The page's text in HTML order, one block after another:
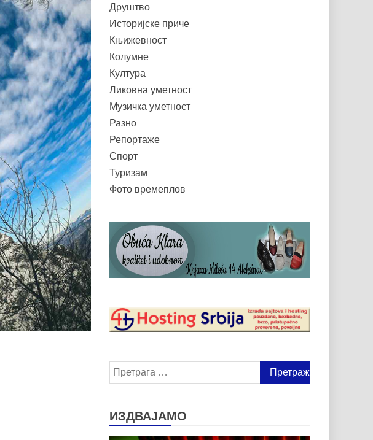
Друштво
Историјске приче
Књижевност
Колумне
Култура
Ликовна уметност
Музичка уметност
Разно
Репортаже
Спорт
Туризам
Фото времеплов
Претрага
за:
ИЗДВАЈАМО